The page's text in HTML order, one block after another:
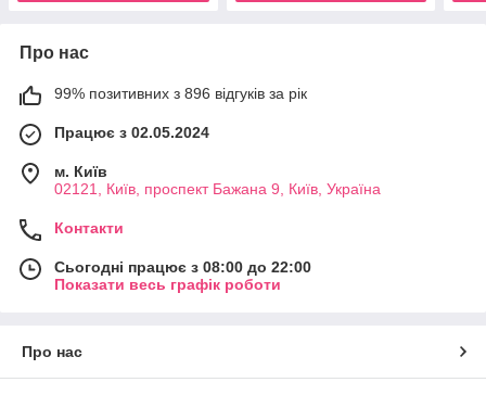
Про нас
99% позитивних з 896 відгуків за рік
Працює з 02.05.2024
м. Київ
02121, Київ, проспект Бажана 9, Київ, Україна
Контакти
Сьогодні працює з 08:00 до 22:00
Показати весь графік роботи
Про нас